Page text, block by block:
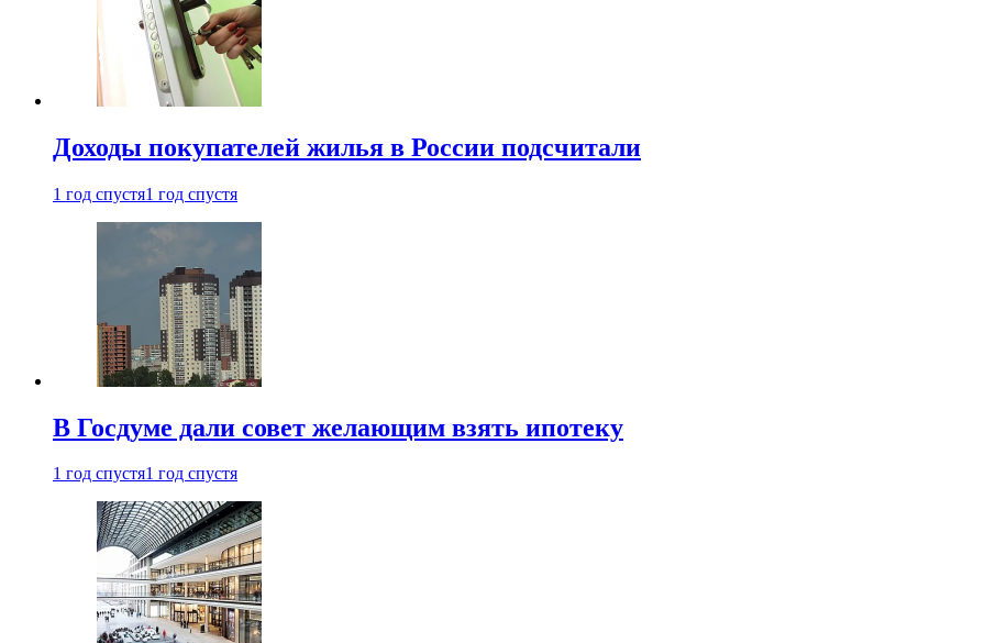
Доходы покупателей жилья в России подсчитали
1 год спустя1 год спустя
В Госдуме дали совет желающим взять ипотеку
1 год спустя1 год спустя